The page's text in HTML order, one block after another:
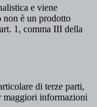
e viene
non è un prodotto
1, comma III della
di terze parti,
maggiori informazioni